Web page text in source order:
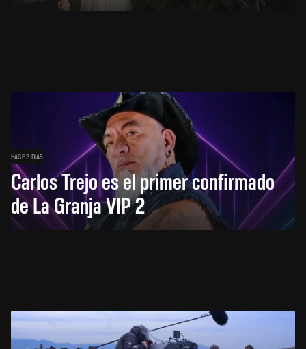
HACE 2 DÍAS
Carlos Trejo es el primer confirmado
de La Granja VIP 2